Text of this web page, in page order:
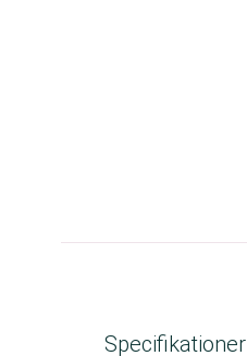
Specifikationer